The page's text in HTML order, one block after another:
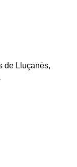
de Lluçanès,